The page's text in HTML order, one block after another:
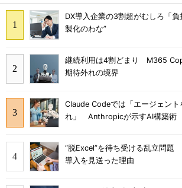
DX導入企業の3割超がむしろ「
製化のわな”
継続利用は4割どまり M365
期待外れの境界
Claude Codeでは「エージェン
れ」 Anthropicが示すAI構築術
“脱Excel”を待ち受ける乱立問題
導入を見送った理由